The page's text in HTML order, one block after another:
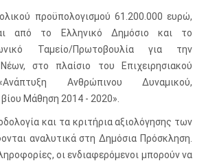
προϋπολογισμού 61.200.000 ευρώ,
από το Ελληνικό Δημόσιο και το
Ταμείο/Πρωτοβουλία για την
στο πλαίσιο του Επιχειρησιακού
Ανθρώπινου Δυναμικού,
Μάθηση 2014 - 2020».
και τα κριτήρια αξιολόγησης των
αναλυτικά στη Δημόσια Πρόσκληση.
οι ενδιαφερόμενοι μπορούν να